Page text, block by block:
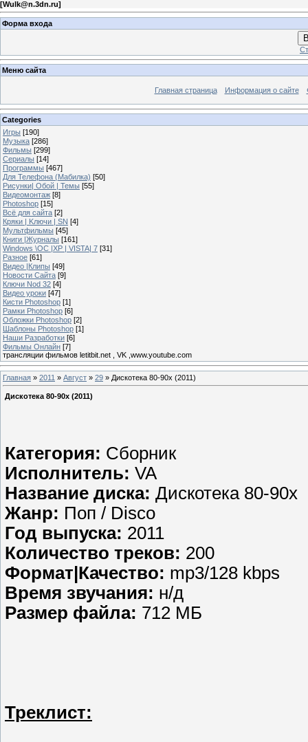
[Wulk@n.3dn.ru]
Форма входа
Меню сайта
Главная страница Информация о сайте
Categories
Игры [190]
Музыка [286]
Фильмы [299]
Сериалы [14]
Программы [467]
Для Телефона (Мабилка) [50]
Рисунки| Обой | Темы [55]
Видеомонтаж [8]
Photoshop [15]
Всё для сайта [2]
Кряки | Kлючи | SN [4]
Мультфильмы [45]
Книги |Журналы [161]
Windows \OC |XP | VISTA| 7 [31]
Разное [61]
Видео |Клипы [49]
Новости Сайта [9]
Ключи Nod 32 [4]
Видео уроки [47]
Кисти Photoshop [1]
Рамки Photoshop [6]
Обложки Photoshop [2]
Шаблоны Photoshop [1]
Наши Разработки [6]
Фильмы Онлайн [7]
трансляции фильмов letitbit.net , VK ,www.youtube.com
Главная » 2011 » Август » 29 » Дискотека 80-90х (2011)
Дискотека 80-90х (2011)
Категория: Сборник
Исполнитель: VA
Название диска: Дискотека 80-90х
Жанр: Поп / Disco
Год выпуска: 2011
Количество треков: 200
Формат|Качество: mp3/128 kbps
Время звучания: н/д
Размер файла: 712 МБ
Треклист: